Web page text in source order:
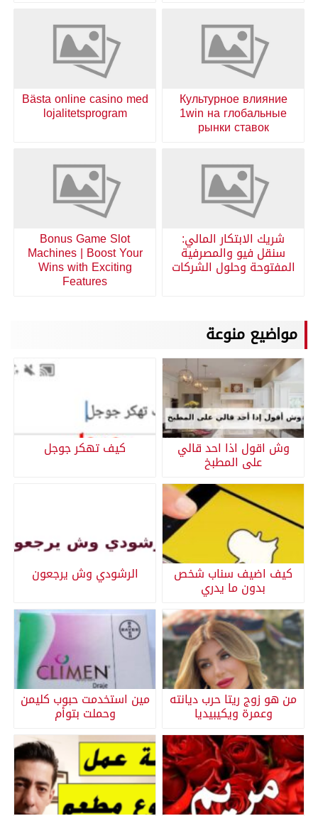
Культурное влияние
1win на глобальные
рынки ставок
Bästa online casino med
lojalitetsprogram
شريك الابتكار المالي:
سنقل فيو والمصرفية
المفتوحة وحلول الشركات
Bonus Game Slot
Machines | Boost Your
Wins with Exciting
Features
مواضيع منوعة
وش اقول اذا احد قالي
على المطبخ
كيف تهكر جوجل
كيف اضيف سناب شخص
بدون ما يدري
الرشودي وش يرجعون
من هو زوج ريتا حرب ديانته
وعمرة ويكيبيديا
مين استخدمت حبوب كليمن
وحملت بتوأم